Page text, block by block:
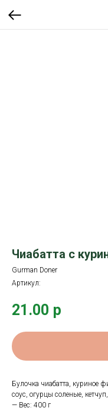
Чиабатта с
Gurman Doner
Артикул:
21.00 р
Булочка чиабатта, куриное
соус, огурцы соленые,
— Вес: 400 г